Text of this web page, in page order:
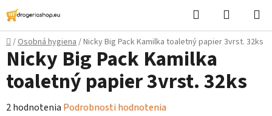
Prejsť
na
obsah
Hľadať
košík
Domov
/Osobná hygiena/Nicky Big Pack Kamilka toaletný papier 3vrst. 32ks
Nicky Big Pack Kamilka
toaletný papier 3vrst. 32ks
Priemerné
2 hodnotenia Podrobnosti hodnotenia